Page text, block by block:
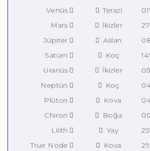
Venüs
Terazi
Mars
İkizler
Jüpiter
Aslan
Satürn
Koç
Uranüs
İkizler
Neptün
Koç
Plüton
Kova
Chiron
Boğa
Lilith
Yay
True Node
Kova